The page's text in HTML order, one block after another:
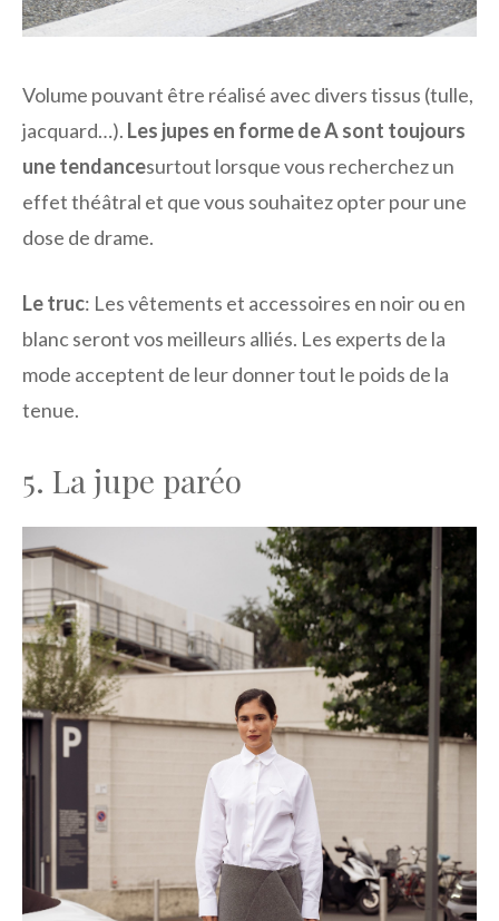
Volume pouvant être réalisé avec divers tissus (tulle,
jacquard…). Les jupes en forme de A sont toujours
une tendancesurtout lorsque vous recherchez un
effet théâtral et que vous souhaitez opter pour une
dose de drame.
Le truc: Les vêtements et accessoires en noir ou en
blanc seront vos meilleurs alliés. Les experts de la
mode acceptent de leur donner tout le poids de la
tenue.
5. La jupe paréo